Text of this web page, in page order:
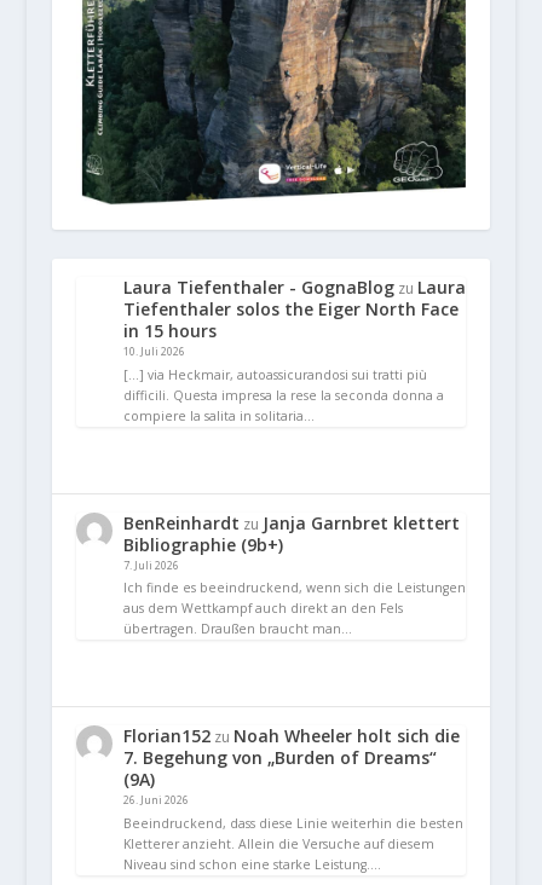
Laura Tiefenthaler - GognaBlogzu Laura
Tiefenthaler solos the Eiger North Face
in 15 hours
10. Juli 2026
[…] via Heckmair, autoassicurandosi sui tratti più
difficili. Questa impresa la rese la seconda donna a
compiere la salita in solitaria…
BenReinhardt zu Janja Garnbret klettert
Bibliographie (9b+)
7. Juli 2026
Ich finde es beeindruckend, wenn sich die Leistungen
aus dem Wettkampf auch direkt an den Fels
übertragen. Draußen braucht man…
Florian152zu Noah Wheeler holt sich die
7. Begehung von „Burden of Dreams“
(9A)
26. Juni 2026
Beeindruckend, dass diese Linie weiterhin die besten
Kletterer anzieht. Allein die Versuche auf diesem
Niveau sind schon eine starke Leistung.…